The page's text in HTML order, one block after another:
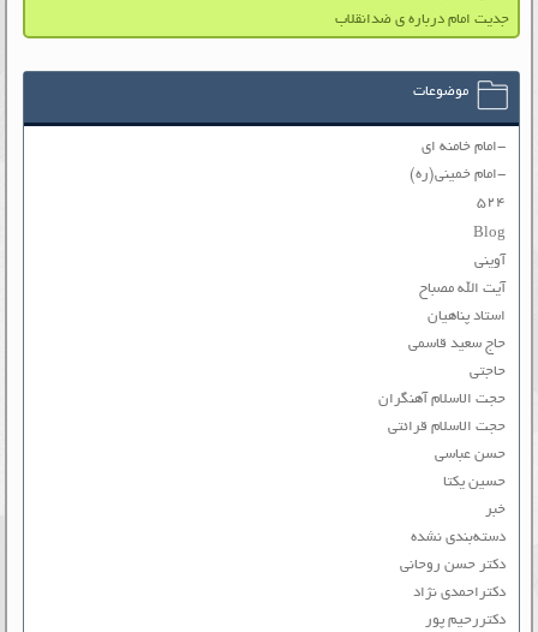
جدیت امام درباره ی ضدانقلاب
موضوعات
-امام خامنه ای
-امام خمینی(ره)
۵۲۴
Blog
آوینی
آیت الله مصباح
استاد پناهیان
حاج سعید قاسمی
حاجتی
حجت الاسلام آهنگران
حجت الاسلام قرائتی
حسن عباسی
حسین یکتا
خبر
دسته‌بندی نشده
دکتر حسن روحانی
دکتراحمدی نژاد
دکتررحیم پور